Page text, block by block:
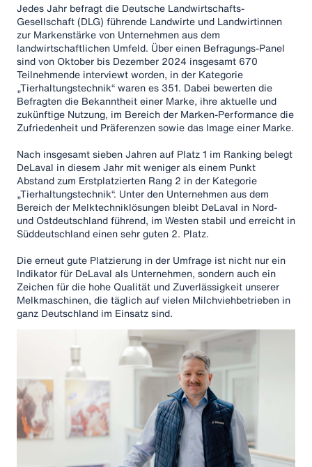
Jedes Jahr befragt die Deutsche Landwirtschafts-
Gesellschaft (DLG) führende Landwirte und Landwirtinnen
zur Markenstärke von Unternehmen aus dem
landwirtschaftlichen Umfeld. Über einen Befragungs-Panel
sind von Oktober bis Dezember 2024 insgesamt 670
Teilnehmende interviewt worden, in der Kategorie
„Tierhaltungstechnik“ waren es 351. Dabei bewerten die
Befragten die Bekanntheit einer Marke, ihre aktuelle und
zukünftige Nutzung, im Bereich der Marken-Performance die
Zufriedenheit und Präferenzen sowie das Image einer Marke.
Nach insgesamt sieben Jahren auf Platz 1 im Ranking belegt
DeLaval in diesem Jahr mit weniger als einem Punkt
Abstand zum Erstplatzierten Rang 2 in der Kategorie
„Tierhaltungstechnik“. Unter den Unternehmen aus dem
Bereich der Melktechniklösungen bleibt DeLaval in Nord-
und Ostdeutschland führend, im Westen stabil und erreicht in
Süddeutschland einen sehr guten 2. Platz.
Die erneut gute Platzierung in der Umfrage ist nicht nur ein
Indikator für DeLaval als Unternehmen, sondern auch ein
Zeichen für die hohe Qualität und Zuverlässigkeit unserer
Melkmaschinen, die täglich auf vielen Milchviehbetrieben in
ganz Deutschland im Einsatz sind.